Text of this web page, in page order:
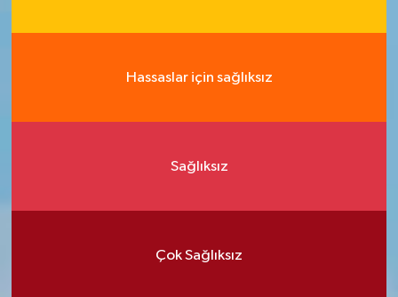
Hassaslar için sağlıksız
Sağlıksız
Çok Sağlıksız